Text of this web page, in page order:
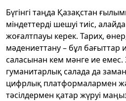
Бүгінгі таңда Қазақстан
міндеттерді шешуі тиіс, алайда
жоғалтпауы керек. Тарих,
мәдениеттану – бұл
саласынан кем мәнге ие
гуманитарлық салада да
цифрлық платформалармен
тәсілдермен қатар жүруі